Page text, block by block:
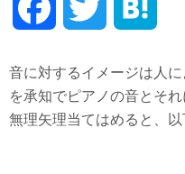
c i t
音に対するイメージは人
を承知でピアノの音とそ
無理矢理当てはめると、以